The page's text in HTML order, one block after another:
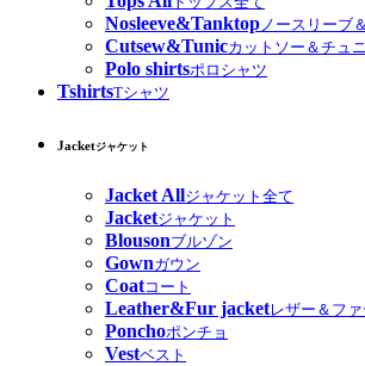
Nosleeve&Tanktopノースリーブ
Cutsew&Tunicカットソー＆チュ
Polo shirtsポロシャツ
TshirtsTシャツ
Jacketジャケット
Jacket Allジャケット全て
Jacketジャケット
Blousonブルゾン
Gownガウン
Coatコート
Leather&Fur jacketレザー＆フ
Ponchoポンチョ
Vestベスト